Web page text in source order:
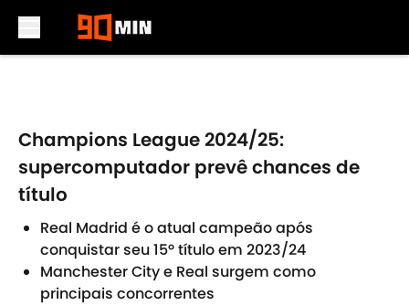
Champions League 2024/25:
supercomputador prevê chances de
título
Real Madrid é o atual campeão após
conquistar seu 15º título em 2023/24
Manchester City e Real surgem como
principais concorrentes